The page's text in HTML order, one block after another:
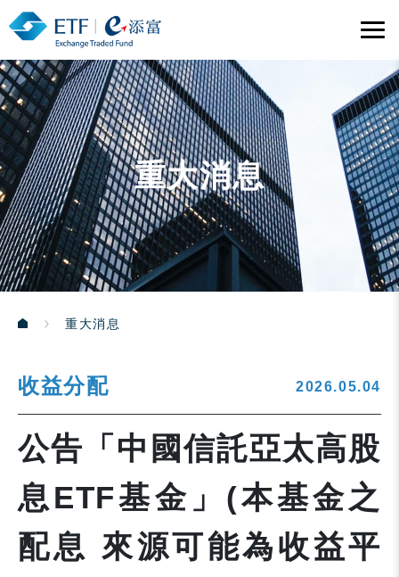
重大消息
重大消息
收益分配 2026.05.04
公告「中國信託亞太高股
息ETF基金」(本基金之
配息 來源可能為收益平